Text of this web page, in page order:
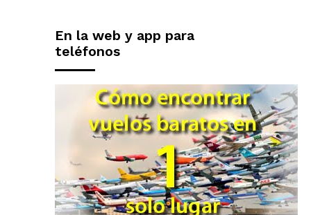
En la web y app para
teléfonos